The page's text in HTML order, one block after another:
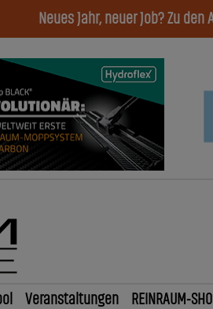
Neues Jahr, neuer Job? Zu den
Veranstaltungen REINRAUM-